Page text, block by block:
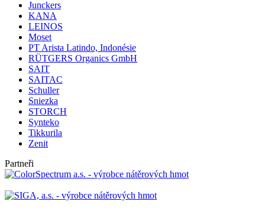
Junckers
KANA
LEINOS
Moset
PT Arista Latindo, Indonésie
RÜTGERS Organics GmbH
SAIT
SAITAC
Schuller
Sniezka
STORCH
Synteko
Tikkurila
Zenit
Partneři